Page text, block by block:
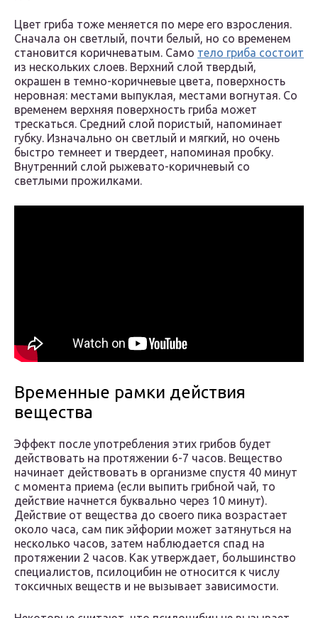
Цвет гриба тоже меняется по мере его взросления.
Сначала он светлый, почти белый, но со временем
становится коричневатым. Само тело гриба состоит
из нескольких слоев. Верхний слой твердый,
окрашен в темно-коричневые цвета, поверхность
неровная: местами выпуклая, местами вогнутая. Со
временем верхняя поверхность гриба может
трескаться. Средний слой пористый, напоминает
губку. Изначально он светлый и мягкий, но очень
быстро темнеет и твердеет, напоминая пробку.
Внутренний слой рыжевато-коричневый со
светлыми прожилками.
Временные рамки действия
вещества
Эффект после употребления этих грибов будет
действовать на протяжении 6-7 часов. Вещество
начинает действовать в организме спустя 40 минут
с момента приема (если выпить грибной чай, то
действие начнется буквально через 10 минут).
Действие от вещества до своего пика возрастает
около часа, сам пик эйфории может затянуться на
несколько часов, затем наблюдается спад на
протяжении 2 часов. Как утверждает, большинство
специалистов, псилоцибин не относится к числу
токсичных веществ и не вызывает зависимости.